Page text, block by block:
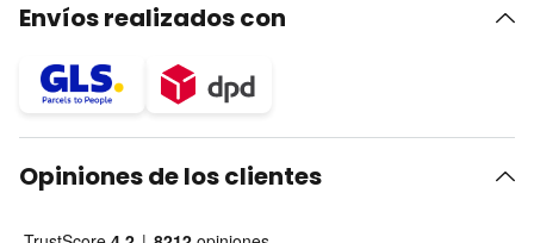
Envíos realizados con
Opiniones de los clientes